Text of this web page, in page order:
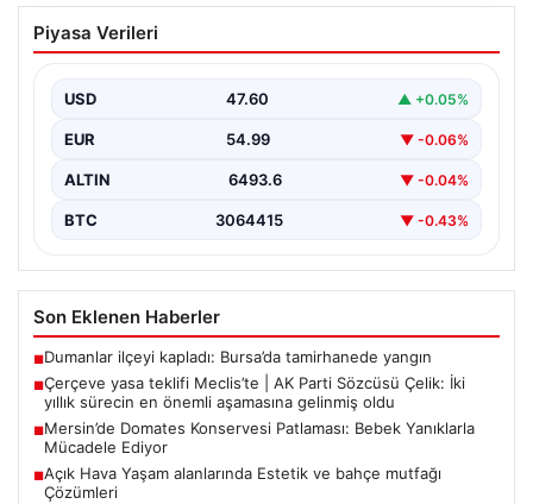
Çerçeve yasa teklifi Meclis’te | AK Parti
Sözcüsü Çelik: İki yıllık sürecin en
Piyasa Verileri
USD 47.60 ▲ +0.05%
EUR 54.99 ▼ -0.06%
ALTIN 6493.6 ▼ -0.04%
BTC 3064415 ▼ -0.43%
Son Eklenen Haberler
■Dumanlar ilçeyi kapladı: Bursa’da tamirhanede yangın
■Çerçeve yasa teklifi Meclis’te | AK Parti Sözcüsü Çelik: İki
yıllık sürecin en önemli aşamasına gelinmiş oldu
■Mersin’de Domates Konservesi Patlaması: Bebek Yanıklarla
Mücadele Ediyor
■Açık Hava Yaşam alanlarında Estetik ve bahçe mutfağı
Çözümleri